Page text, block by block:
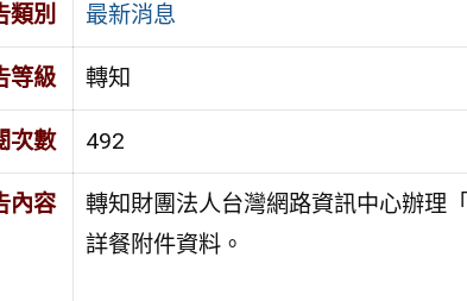
類別 最新消息
等級 轉知
次數 492
內容
轉知財團法人台灣網路資訊中心辦理
詳餐附件資料。